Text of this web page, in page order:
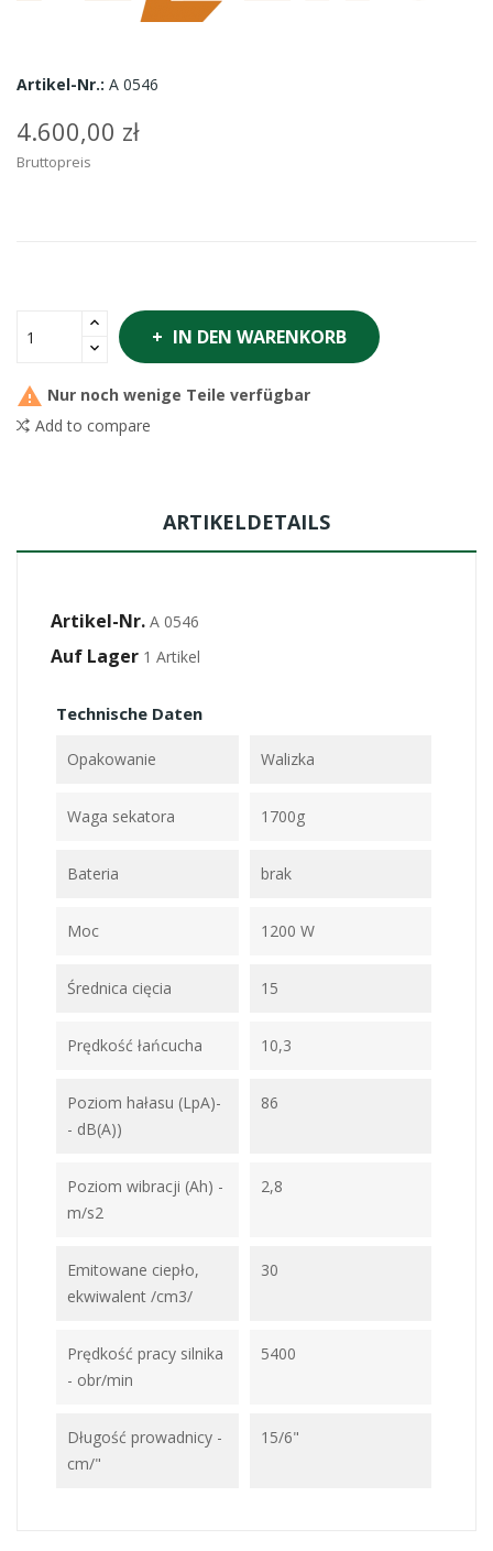
Artikel-Nr.: A 0546
4.600,00 zł
Bruttopreis
IN DEN WARENKORB
 Nur noch wenige Teile verfügbar
Add to compare
ARTIKELDETAILS
Artikel-Nr. A 0546
Auf Lager 1 Artikel
Technische Daten
Opakowanie Walizka
Waga sekatora 1700g
Bateria brak
Moc 1200 W
Średnica cięcia 15
Prędkość łańcucha 10,3
Poziom hałasu (LpA)-
- dB(A))
86
Poziom wibracji (Ah) -
m/s2
2,8
Emitowane ciepło,
ekwiwalent /cm3/
30
Prędkość pracy silnika
- obr/min
5400
Długość prowadnicy -
cm/"
15/6"